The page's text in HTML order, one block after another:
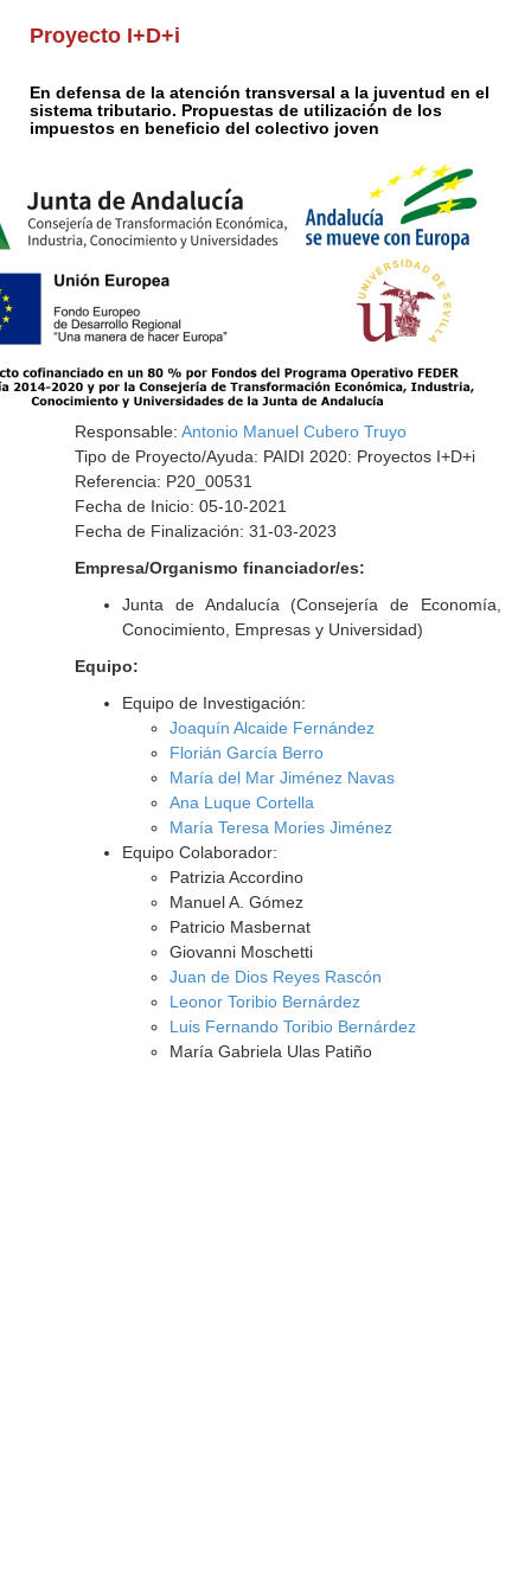
Proyecto I+D+i
En defensa de la atención transversal a la juventud en el
sistema tributario. Propuestas de utilización de los
impuestos en beneficio del colectivo joven
Responsable: Antonio Manuel Cubero Truyo
Tipo de Proyecto/Ayuda: PAIDI 2020: Proyectos I+D+i
Referencia: P20_00531
Fecha de Inicio: 05-10-2021
Fecha de Finalización: 31-03-2023
Empresa/Organismo financiador/es:
Junta de Andalucía (Consejería de Economía,
Conocimiento, Empresas y Universidad)
Equipo:
Equipo de Investigación:
Joaquín Alcaide Fernández
Florián García Berro
María del Mar Jiménez Navas
Ana Luque Cortella
María Teresa Mories Jiménez
Equipo Colaborador:
Patrizia Accordino
Manuel A. Gómez
Patricio Masbernat
Giovanni Moschetti
Juan de Dios Reyes Rascón
Leonor Toribio Bernárdez
Luis Fernando Toribio Bernárdez
María Gabriela Ulas Patiño